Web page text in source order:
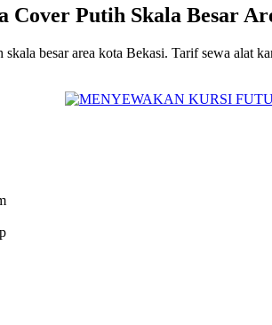
Putih Skala Besar
besar area kota Bekasi. Tarif sewa alat